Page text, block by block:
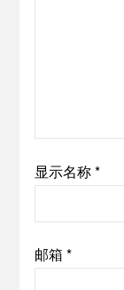
显示名称*
邮箱 *